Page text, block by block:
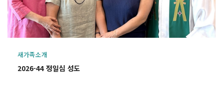
새가족소개
2026-44 정일심 성도